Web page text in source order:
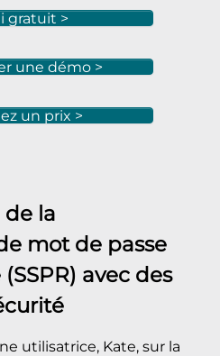
gratuit >
une démo >
un prix >
la
mot de passe
avec des
utilisatrice, Kate, sur la